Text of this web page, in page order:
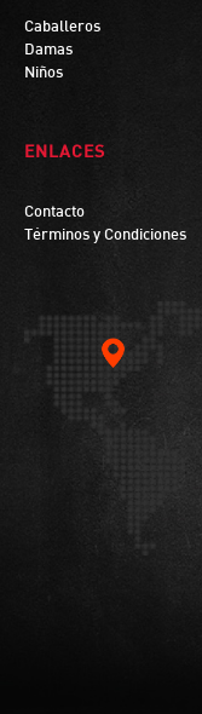
Caballeros
Damas
Niños
ENLACES
Contacto
Términos y Condiciones